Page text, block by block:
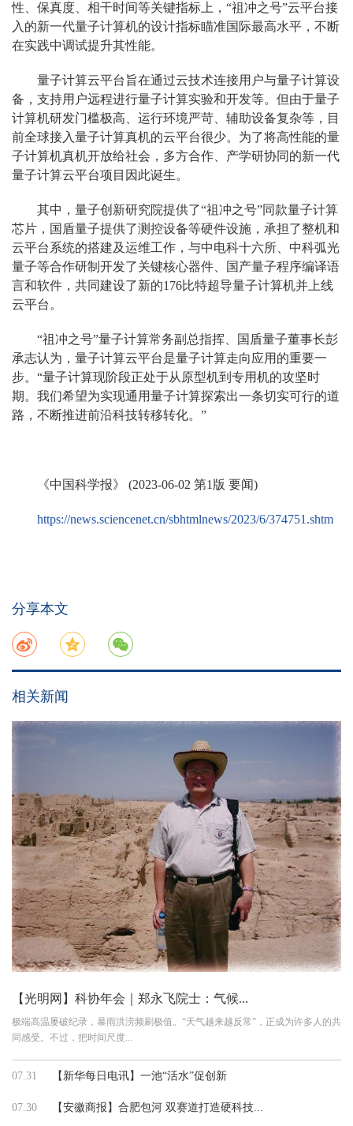
性、保真度、相干时间等关键指标上，“祖冲之号”云平台接
入的新一代量子计算机的设计指标瞄准国际最高水平，不断
在实践中调试提升其性能。
量子计算云平台旨在通过云技术连接用户与量子计算设
备，支持用户远程进行量子计算实验和开发等。但由于量子
计算机研发门槛极高、运行环境严苛、辅助设备复杂等，目
前全球接入量子计算真机的云平台很少。为了将高性能的量
子计算机真机开放给社会，多方合作、产学研协同的新一代
量子计算云平台项目因此诞生。
其中，量子创新研究院提供了“祖冲之号”同款量子计算
芯片，国盾量子提供了测控设备等硬件设施，承担了整机和
云平台系统的搭建及运维工作，与中电科十六所、中科弧光
量子等合作研制开发了关键核心器件、国产量子程序编译语
言和软件，共同建设了新的176比特超导量子计算机并上线
云平台。
“祖冲之号”量子计算常务副总指挥、国盾量子董事长彭
承志认为，量子计算云平台是量子计算走向应用的重要一
步。“量子计算现阶段正处于从原型机到专用机的攻坚时
期。我们希望为实现通用量子计算探索出一条切实可行的道
路，不断推进前沿科技转移转化。”
《中国科学报》 (2023-06-02 第1版 要闻)
https://news.sciencenet.cn/sbhtmlnews/2023/6/374751.shtm
分享本文
相关新闻
【光明网】科协年会｜郑永飞院士：气候...
极端高温屡破纪录，暴雨洪涝频刷极值。“天气越来越反常”，正成为许多人的共
同感受。不过，把时间尺度...
07.31 【新华每日电讯】一池“活水”促创新
07.30 【安徽商报】合肥包河 双赛道打造硬科技...